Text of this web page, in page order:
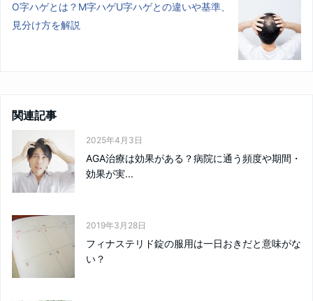
O字ハゲとは？M字ハゲU字ハゲとの違いや基準、
見分け方を解説
関連記事
2025年4月3日
AGA治療は効果がある？病院に通う頻度や期間・
効果が実...
2019年3月28日
フィナステリド錠の服用は一日おきだと意味がな
い？